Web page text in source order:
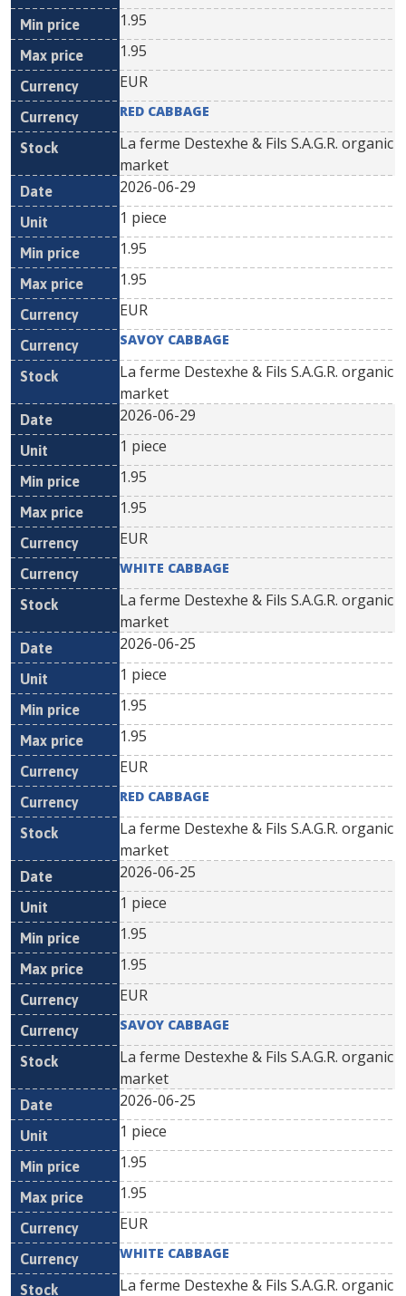
1.95
1.95
EUR
RED CABBAGE
La ferme Destexhe & Fils S.A.G.R. organic
market
2026-06-29
1 piece
1.95
1.95
EUR
SAVOY CABBAGE
La ferme Destexhe & Fils S.A.G.R. organic
market
2026-06-29
1 piece
1.95
1.95
EUR
WHITE CABBAGE
La ferme Destexhe & Fils S.A.G.R. organic
market
2026-06-25
1 piece
1.95
1.95
EUR
RED CABBAGE
La ferme Destexhe & Fils S.A.G.R. organic
market
2026-06-25
1 piece
1.95
1.95
EUR
SAVOY CABBAGE
La ferme Destexhe & Fils S.A.G.R. organic
market
2026-06-25
1 piece
1.95
1.95
EUR
WHITE CABBAGE
La ferme Destexhe & Fils S.A.G.R. organic